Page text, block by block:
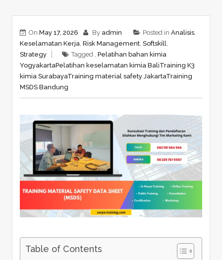
On May 17, 2026 By admin Posted in Analisis,
Keselamatan Kerja, Risk Management, Softskill,
Strategy
Tagged , Pelatihan bahan kimia
YogyakartaPelatihan keselamatan kimia BaliTraining K3
kimia SurabayaTraining material safety JakartaTraining
MSDS Bandung
Table of Contents